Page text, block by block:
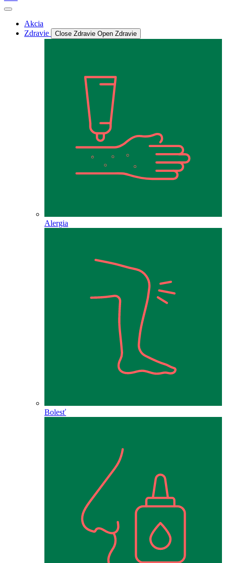
Akcia
Zdravie
Close Zdravie Open Zdravie
Alergia
Bolesť